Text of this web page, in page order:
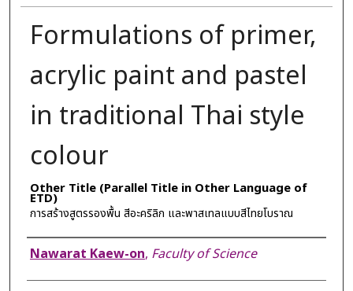
Formulations of primer,
acrylic paint and pastel
in traditional Thai style
colour
Other Title (Parallel Title in Other Language of
ETD)
การสร้างสูตรรองพื้น สีอะคริลิก และพาสเทลแบบสีไทยโบราณ
Author
Nawarat Kaew-on, Faculty of Science